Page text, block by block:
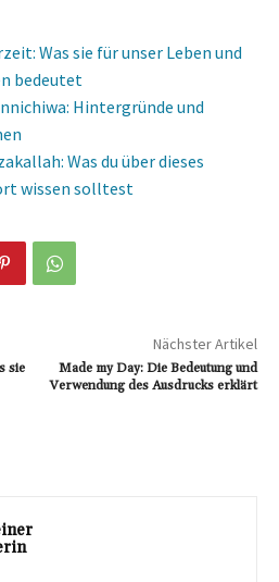
Was sie für unser Leben und
bedeutet
Hintergründe und
Was du über dieses
wissen solltest
sie
Nächster Artikel
Made my Day: Die Bedeutung und
Verwendung des Ausdrucks erklärt